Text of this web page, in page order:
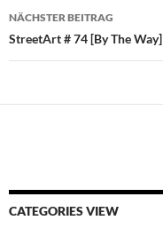
NÄCHSTER BEITRAG
StreetArt # 74 [By The Way]
CATEGORIES VIEW